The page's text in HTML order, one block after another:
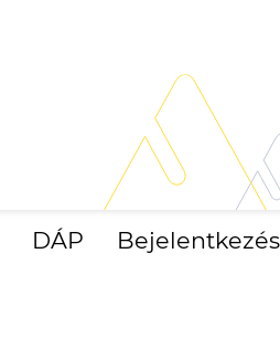
DÁP Bejelentkezés